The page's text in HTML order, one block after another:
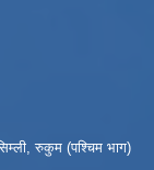
रुकुम (पश्चिम भाग)